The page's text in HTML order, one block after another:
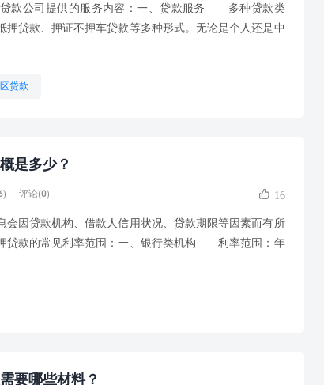
款公司提供的服务内容：一、贷款服务 多种贷款类
押贷款、押证不押车贷款等多种形式。无论是个人还是中
贷款
是多少？
评论(0) 16
因贷款机构、借款人信用状况、贷款期限等因素而有所
贷款的常见利率范围：一、银行类机构 利率范围：年
要哪些材料？